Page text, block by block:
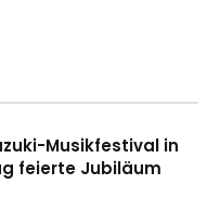
Musikfestival in
feierte Jubiläum